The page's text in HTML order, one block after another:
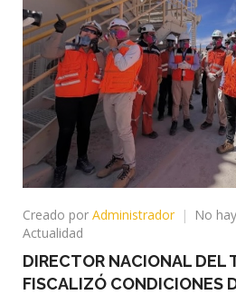
Creado por Administrador No
Actualidad
DIRECTOR NACIONAL DEL
FISCALIZÓ CONDICIONES